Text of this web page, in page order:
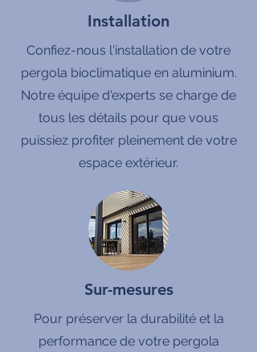
Installation
Confiez-nous l'installation de votre
pergola bioclimatique en aluminium.
Notre équipe d'experts se charge de
tous les détails pour que vous
puissiez profiter pleinement de votre
espace extérieur.
Sur-mesures
Pour préserver la durabilité et la
performance de votre pergola